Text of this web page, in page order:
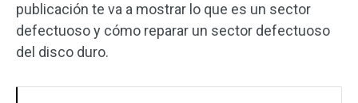
publicación te va a mostrar lo que es un sector
defectuoso y cómo reparar un sector defectuoso
del disco duro.